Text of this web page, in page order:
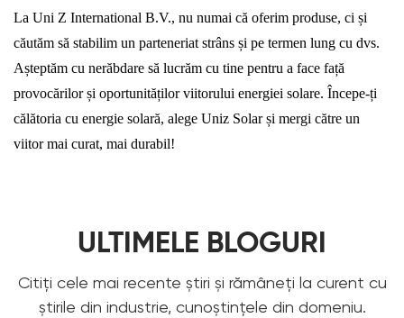
La Uni Z International B.V., nu numai că oferim produse, ci și
căutăm să stabilim un parteneriat strâns și pe termen lung cu dvs.
Așteptăm cu nerăbdare să lucrăm cu tine pentru a face față
provocărilor și oportunităților viitorului energiei solare. Începe-ți
călătoria cu energie solară, alege Uniz Solar și mergi către un
viitor mai curat, mai durabil!
ULTIMELE BLOGURI
Citiți cele mai recente știri și rămâneți la curent cu
știrile din industrie, cunoștințele din domeniu.